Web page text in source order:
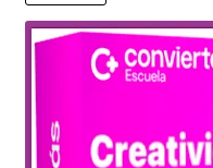
MEMBRESIA
MI CUENTA
CARRITO